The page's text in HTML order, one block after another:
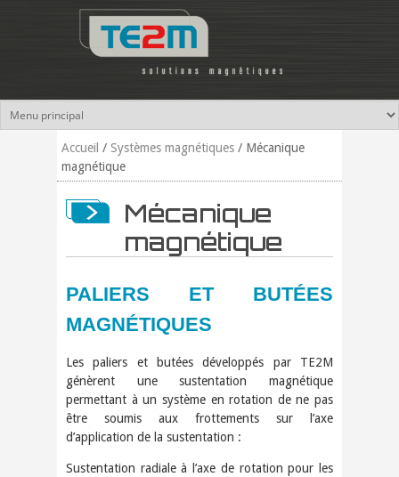
Aller au contenu principal
Accueil / Systèmes magnétiques / Mécanique
magnétique
Mécanique
magnétique
PALIERS ET BUTÉES
MAGNÉTIQUES
Les paliers et butées développés par TE2M
génèrent une sustentation magnétique
permettant à un système en rotation de ne pas
être soumis aux frottements sur l’axe
d’application de la sustentation :
Sustentation radiale à l’axe de rotation pour les